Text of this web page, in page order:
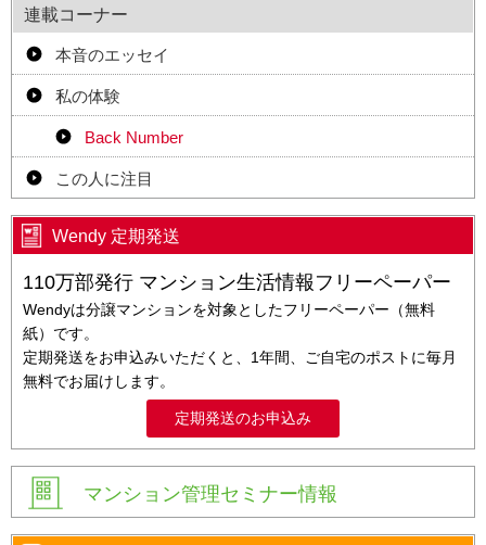
連載コーナー
本音のエッセイ
私の体験
Back Number
この人に注目
Wendy 定期発送
110万部発行 マンション生活情報フリーペーパー
Wendyは分譲マンションを対象としたフリーペーパー（無料
紙）です。
定期発送をお申込みいただくと、1年間、ご自宅のポストに毎月
無料でお届けします。
定期発送のお申込み
マンション管理セミナー情報